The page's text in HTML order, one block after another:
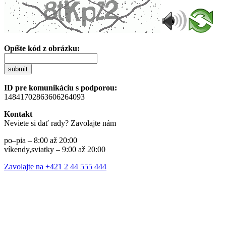
Opíšte kód z obrázku:
submit
ID pre komunikáciu s podporou:
14841702863606264093
Kontakt
Neviete si dať rady? Zavolajte nám
po–pia – 8:00 až 20:00
víkendy,sviatky – 9:00 až 20:00
Zavolajte na +421 2 44 555 444